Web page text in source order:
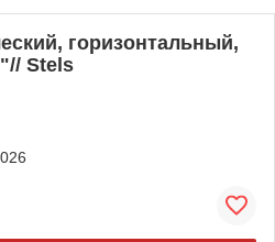
горизонтальный,
Stels